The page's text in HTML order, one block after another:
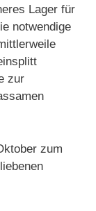
Lager für
notwendige
zur
zum